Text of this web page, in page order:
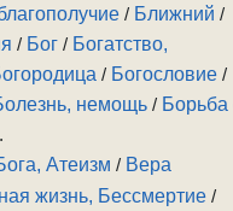
/ Ближний /
/ Бог / Богатство,
/ Богословие /
немощь / Борьба
.
Атеизм / Вера
жизнь, Бессмертие /